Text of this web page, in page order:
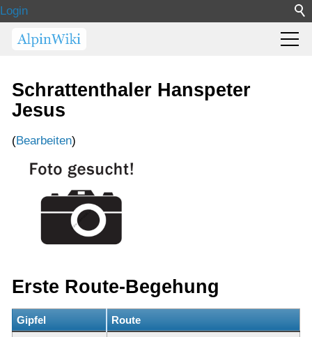
Login
Schrattenthaler Hanspeter
Jesus
(Bearbeiten)
Erste Route-Begehung
Gipfel Route